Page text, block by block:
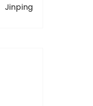
Jinping